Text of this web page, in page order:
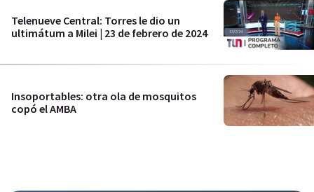
Telenueve Central: Torres le dio un
ultimátum a Milei | 23 de febrero de 2024
Insoportables: otra ola de mosquitos
copó el AMBA